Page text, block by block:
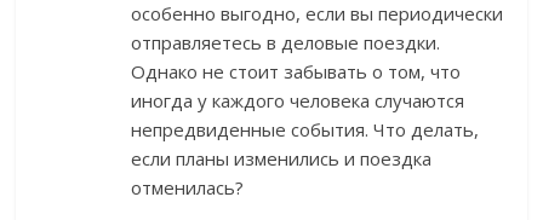
особенно выгодно, если вы периодически
отправляетесь в деловые поездки.
Однако не стоит забывать о том, что
иногда у каждого человека случаются
непредвиденные события. Что делать,
если планы изменились и поездка
отменилась?